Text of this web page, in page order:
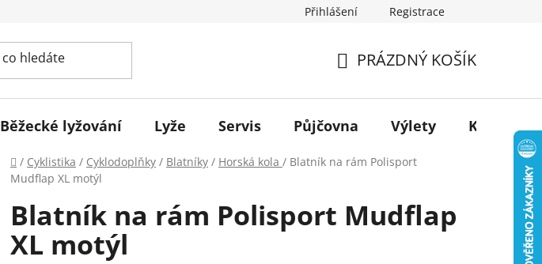
Přihlášení Registrace
KOŠÍK
PRÁZDNÝ KOŠÍK
Běžecké lyžování Lyže Servis Půjčovna Výlety Kontakt
Domů
/ Cyklistika / Cyklodoplňky / Blatníky / Horská kola / Blatník na rám Polisport
Mudflap XL motýl
Blatník na rám Polisport Mudflap
XL motýl